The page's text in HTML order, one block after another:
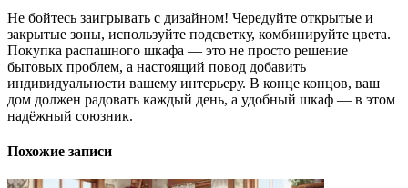
Не бойтесь заигрывать с дизайном! Чередуйте открытые и
закрытые зоны, используйте подсветку, комбинируйте цвета.
Покупка распашного шкафа — это не просто решение
бытовых проблем, а настоящий повод добавить
индивидуальности вашему интерьеру. В конце концов, ваш
дом должен радовать каждый день, а удобный шкаф — в этом
надёжный союзник.
Похожие записи